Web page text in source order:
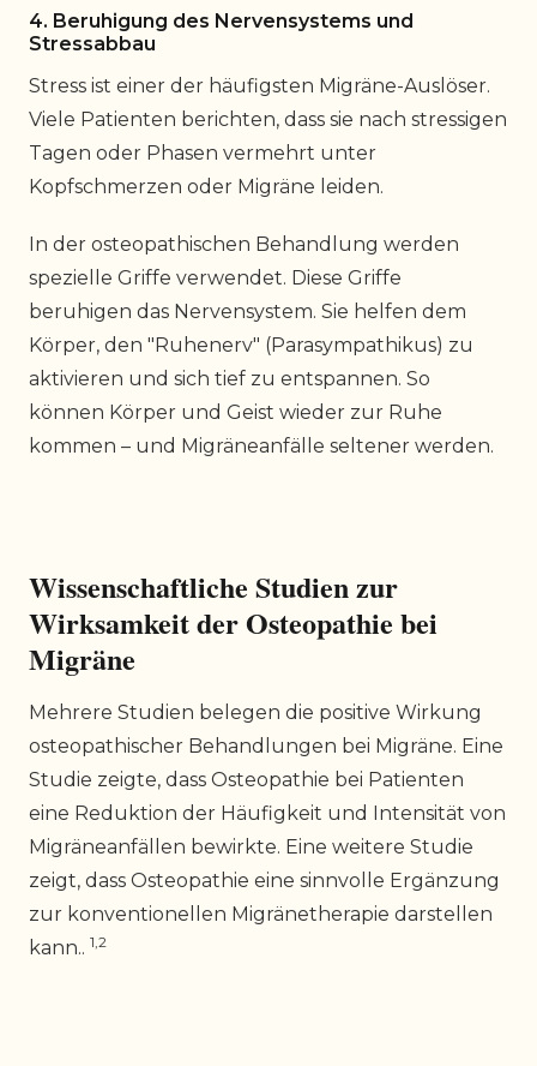
4. Beruhigung des Nervensystems und
Stressabbau
Stress ist einer der häufigsten Migräne-Auslöser.
Viele Patienten berichten, dass sie nach stressigen
Tagen oder Phasen vermehrt unter
Kopfschmerzen oder Migräne leiden.
In der osteopathischen Behandlung werden
spezielle Griffe verwendet. Diese Griffe
beruhigen das Nervensystem. Sie helfen dem
Körper, den "Ruhenerv" (Parasympathikus) zu
aktivieren und sich tief zu entspannen. So
können Körper und Geist wieder zur Ruhe
kommen – und Migräneanfälle seltener werden.
Wissenschaftliche Studien zur
Wirksamkeit der Osteopathie bei
Migräne
Mehrere Studien belegen die positive Wirkung
osteopathischer Behandlungen bei Migräne. Eine
Studie zeigte, dass Osteopathie bei Patienten
eine Reduktion der Häufigkeit und Intensität von
Migräneanfällen bewirkte. Eine weitere Studie
zeigt, dass Osteopathie eine sinnvolle Ergänzung
zur konventionellen Migränetherapie darstellen
kann.. 1,2